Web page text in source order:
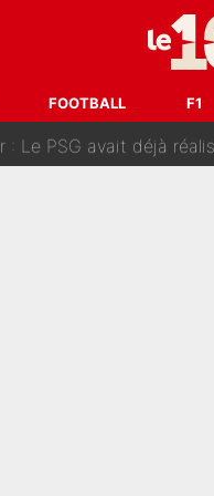
FOOTBALL F1
sa signature au PSG :
Seixas est
: Le PSG avait déjà